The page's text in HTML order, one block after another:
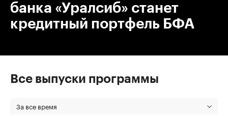
банка «Уралсиб» станет
кредитный портфель БФА
Все выпуски программы
За все время